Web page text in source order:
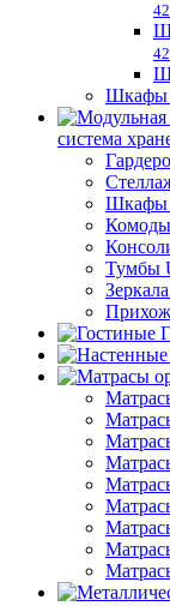
42
42
Шкафы
система
Шкафы
Тумбы